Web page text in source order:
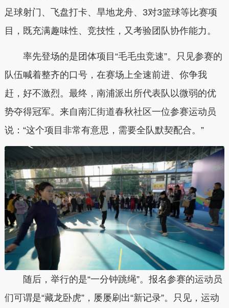
足球射门、飞盘打卡、旱地龙舟、3对3篮球等比赛项
目，既充满趣味性、竞技性，又考验团队协作能力。
率先登场的是团体项目“毛毛虫竞速”。只见参赛的
队伍喊着整齐的口号，在赛场上全速前进、你争我
赶，好不激烈。最终，南浦派出所代表队以微弱的优
势夺得冠军。来自南汇街道春秋社区一位参赛运动员
说：“这个项目非常有意思，需要全队默契配合。”
随后，举行的是“一分钟跳绳”。报名参赛的运动员
们可谓是“藏龙卧虎”，屡屡刷出“新记录”。只见，运动